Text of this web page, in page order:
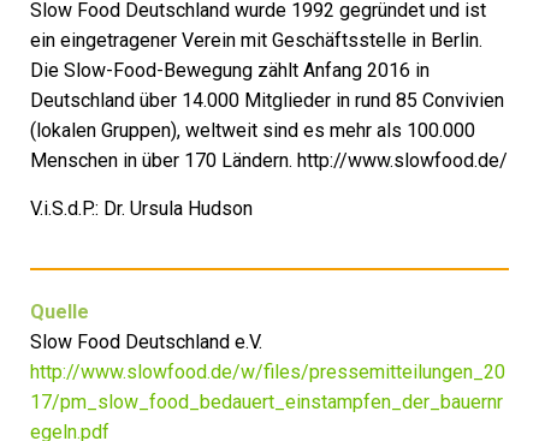
Slow Food Deutschland wurde 1992 gegründet und ist
ein eingetragener Verein mit Geschäftsstelle in Berlin.
Die Slow-Food-Bewegung zählt Anfang 2016 in
Deutschland über 14.000 Mitglieder in rund 85 Convivien
(lokalen Gruppen), weltweit sind es mehr als 100.000
Menschen in über 170 Ländern. http://www.slowfood.de/
V.i.S.d.P.: Dr. Ursula Hudson
Quelle
Slow Food Deutschland e.V.
http://www.slowfood.de/w/files/pressemitteilungen_20
17/pm_slow_food_bedauert_einstampfen_der_bauernr
egeln.pdf